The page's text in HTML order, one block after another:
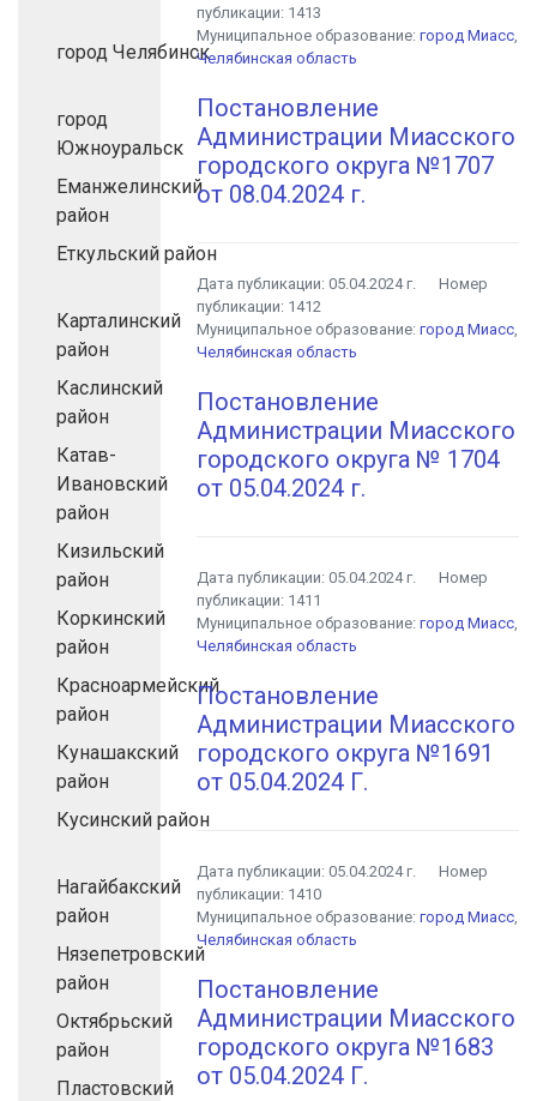
город Челябинск
город
Южноуральск
Еманжелинский
район
Еткульский район
Карталинский
район
Каслинский
район
Катав-
Ивановский
район
Кизильский
район
Коркинский
район
Красноармейский
район
Кунашакский
район
Кусинский район
Нагайбакский
район
Нязепетровский
район
Октябрьский
район
Пластовский
публикации: 1413
Муниципальное образование:город Миасс,
Челябинская область
Постановление
Администрации Миасского
городского округа №1707
от 08.04.2024 г.
Дата публикации:05.04.2024 г.
Номер
публикации: 1412
Муниципальное образование:город Миасс,
Челябинская область
Постановление
Администрации Миасского
городского округа № 1704
от 05.04.2024 г.
Дата публикации:05.04.2024 г.
Номер
публикации: 1411
Муниципальное образование:город Миасс,
Челябинская область
Постановление
Администрации Миасского
городского округа №1691
от 05.04.2024 Г.
Дата публикации:05.04.2024 г.
Номер
публикации: 1410
Муниципальное образование:город Миасс,
Челябинская область
Постановление
Администрации Миасского
городского округа №1683
от 05.04.2024 Г.